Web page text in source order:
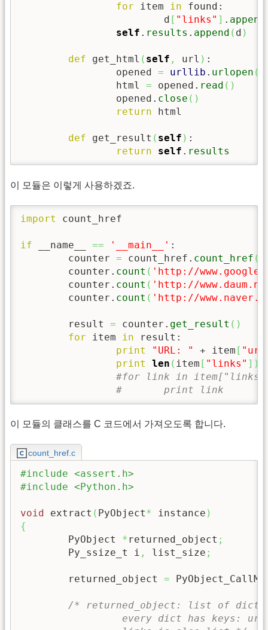
for item in found:
			d
[ "links" ] . append
self . results . append ( d )
def get_html ( self , url ) :
		opened
= urllib . urlopen (
		html
= opened. read ( )
		opened.
close ( )
return html
def get_result ( self ) :
return
self . results
이 모듈은 이렇게 사용하겠죠.
import count_href
if __name__ == '__main__' :
	counter
= count_href. count_href (
	counter.
count ( 'http://
	counter.
count ( 'http://
	counter.
count ( 'http://
	result
= counter. get_result ( )
for item in result:
print
"URL: " + item [
print
len ( item [ "links" ] )
#for link in
#	print link
이 모듈의 클래스를 C 코드에서 가져오도록 합니다.
count_href.c
#include <assert.h>
#include <Python.h>
void extract ( PyObject* instance )
{
	PyObject
* returned_object ;
	Py_ssize_t i
, list_size ;
	returned_object
=
/* returned_object: list of